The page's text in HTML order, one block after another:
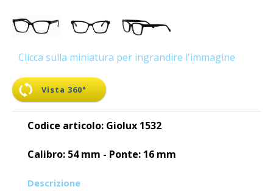
Clicca sulla miniatura per ingrandire l'immagine
Vista 360°
Codice articolo: Giolux 1532
Calibro: 54 mm - Ponte: 16 mm
Descrizione